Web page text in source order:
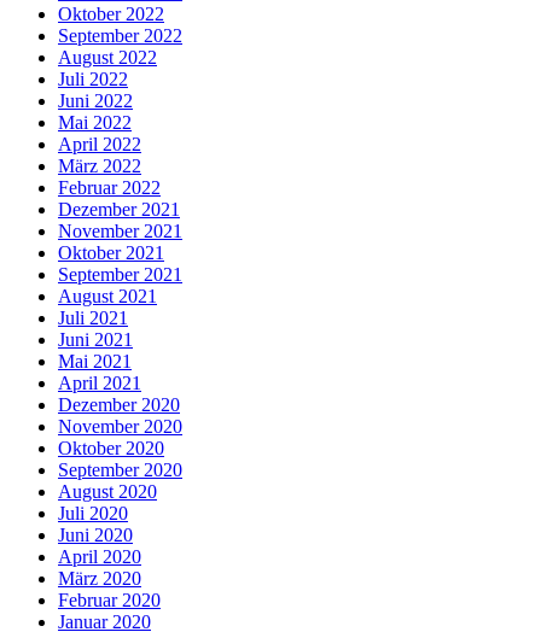
Oktober 2022
September 2022
August 2022
Juli 2022
Juni 2022
Mai 2022
April 2022
März 2022
Februar 2022
Dezember 2021
November 2021
Oktober 2021
September 2021
August 2021
Juli 2021
Juni 2021
Mai 2021
April 2021
Dezember 2020
November 2020
Oktober 2020
September 2020
August 2020
Juli 2020
Juni 2020
April 2020
März 2020
Februar 2020
Januar 2020